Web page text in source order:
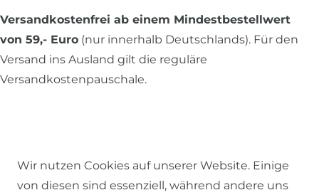
Versandkostenfrei ab einem Mindestbestellwert
von 59,- Euro (nur innerhalb Deutschlands). Für den
Versand ins Ausland gilt die reguläre
Versandkostenpauschale.
© 2026 SCHÖNER LEBEN.
Wir nutzen Cookies auf unserer Website. Einige
von diesen sind essenziell, während andere uns